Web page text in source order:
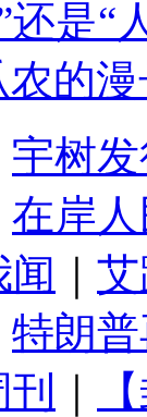
还是“
农的
宇树
在岸
闻
特朗